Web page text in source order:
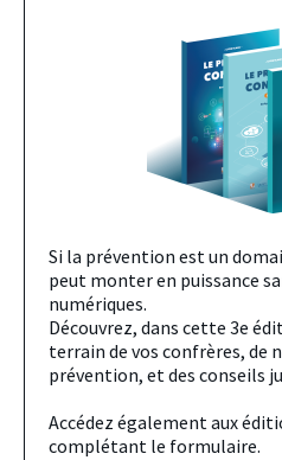
Si la prévention est un
peut monter en puissance
numériques.
Découvrez, dans cette 3e
terrain de vos confrères, de
prévention, et des conseils
Accédez également aux
complétant le formulaire.